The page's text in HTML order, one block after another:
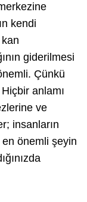
kendi
giderilmesi
Çünkü
anlamı
ve
insanların
önemli şeyin